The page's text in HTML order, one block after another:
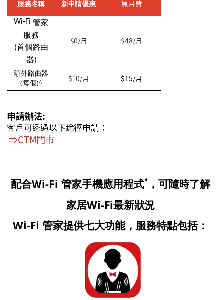
服務名稱 新申請優惠 原月費
Wi-Fi 管家
服務
(首個路由
器)
$0/月 $48/月
額外路由器
(每個)^ $10/月 $15/月
申請辦法:
客戶可透過以下途徑申請：
⇒CTM門市
配合Wi-Fi 管家手機應用程式* ，可隨時了解
家居Wi-Fi最新狀況
Wi-Fi 管家提供七大功能，服務特點包括：